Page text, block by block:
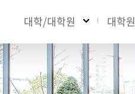
대학/대학원 대학원